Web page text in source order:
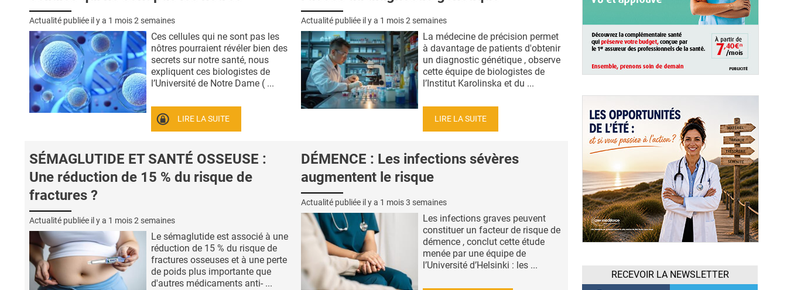
Actualité publiée il y a 1 mois 2 semaines
Ces cellules qui ne sont pas les
nôtres pourraient révéler bien des
secrets sur notre santé, nous
expliquent ces biologistes de
l’Université de Notre Dame ( ...
LIRE LA SUITE
Actualité publiée il y a 1 mois 2 semaines
La médecine de précision permet
à davantage de patients d'obtenir
un diagnostic génétique , observe
cette équipe de biologistes de
l’Institut Karolinska et du ...
LIRE LA SUITE
SÉMAGLUTIDE ET SANTÉ OSSEUSE :
Une réduction de 15 % du risque de
fractures ?
Actualité publiée il y a 1 mois 2 semaines
Le sémaglutide est associé à une
réduction de 15 % du risque de
fractures osseuses et à une perte
de poids plus importante que
d'autres médicaments anti- ...
DÉMENCE : Les infections sévères
augmentent le risque
Actualité publiée il y a 1 mois 3 semaines
Les infections graves peuvent
constituer un facteur de risque de
démence , conclut cette étude
menée par une équipe de
l’Université d’Helsinki : les ...
RECEVOIR LA NEWSLETTER